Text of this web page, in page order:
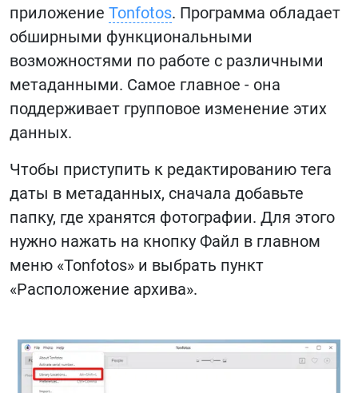
приложение Tonfotos. Программа обладает
обширными функциональными
возможностями по работе с различными
метаданными. Самое главное - она
поддерживает групповое изменение этих
данных.
Чтобы приступить к редактированию тега
даты в метаданных, сначала добавьте
папку, где хранятся фотографии. Для этого
нужно нажать на кнопку Файл в главном
меню «Tonfotos» и выбрать пункт
«Расположение архива».